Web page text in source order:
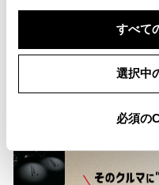
すべて
選択中
必須の
ては、販売店へお問い合わ
※ 「修復歴あり」の場合、修
問い合わせください。
※ 「車検整備付」の場合、車
でに、乗用車は24ヵ月、商